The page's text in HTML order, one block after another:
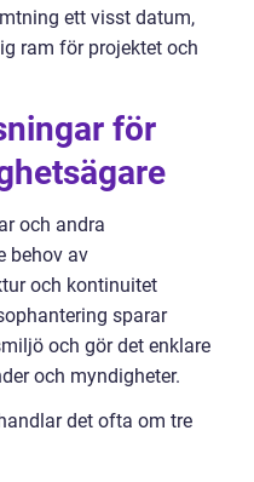
ett visst datum,
ram för projektet och
för
och andra
behov av
och kontinuitet
sparar
och gör det enklare
och myndigheter.
det ofta om tre